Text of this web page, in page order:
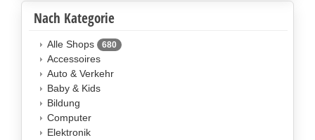
Nach Kategorie
Alle Shops 680
Accessoires
Auto & Verkehr
Baby & Kids
Bildung
Computer
Elektronik